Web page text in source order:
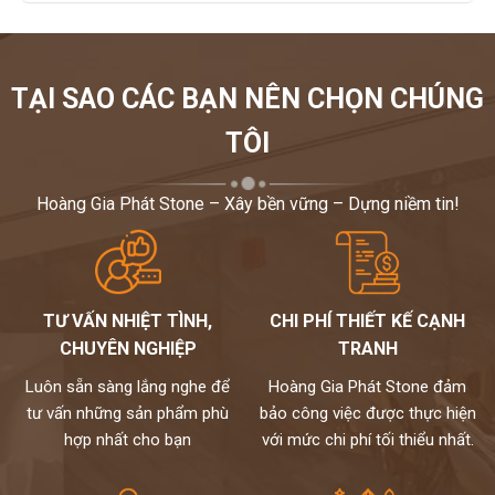
sản phẩm của những nhà cung cấp uy tín để có sự lựa chọn phù
hợp. Đồng thời, bạn cũng nên tính toán chi phí thi công và lắp đặt
đẹp, sang trọng và ấm cúng với chi phí tiết kiệm nhất.
Hãy gọi cho chúng tôi0972101656 để được tư vấn,cụ
thể..giải đáp mọi thắc mắc của bạn
TẠI SAO CÁC BẠN NÊN CHỌN CHÚNG
TÔI
Hoàng Gia Phát Stone – Xây bền vững – Dựng niềm tin!
TƯ VẤN NHIỆT TÌNH,
CHUYÊN NGHIỆP
Luôn sẵn sàng lắng nghe để
tư vấn những sản phẩm phù
hợp nhất cho bạn
CHI PHÍ THIẾT KẾ CẠNH
TRANH
Hoàng Gia Phát Stone đảm
bảo công việc được thực hiện
với mức chi phí tối thiểu nhất.